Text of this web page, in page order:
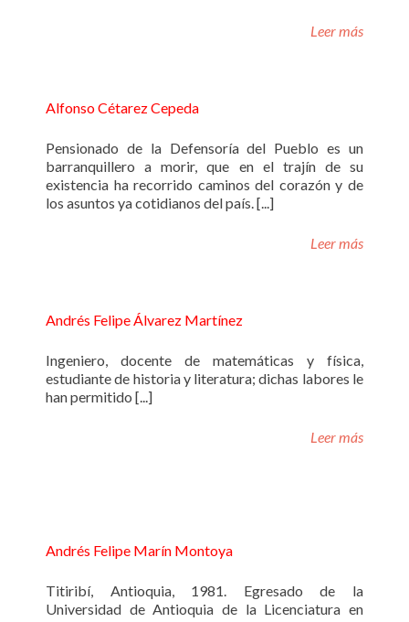
Leer más
Alfonso Cétarez Cepeda
Pensionado de la Defensoría del Pueblo es un
barranquillero a morir, que en el trajín de su
existencia ha recorrido caminos del corazón y de
los asuntos ya cotidianos del país. [...]
Leer más
Andrés Felipe Álvarez Martínez
Ingeniero, docente de matemáticas y física,
estudiante de historia y literatura; dichas labores le
han permitido [...]
Leer más
Andrés Felipe Marín Montoya
Titiribí, Antioquia, 1981. Egresado de la
Universidad de Antioquia de la Licenciatura en